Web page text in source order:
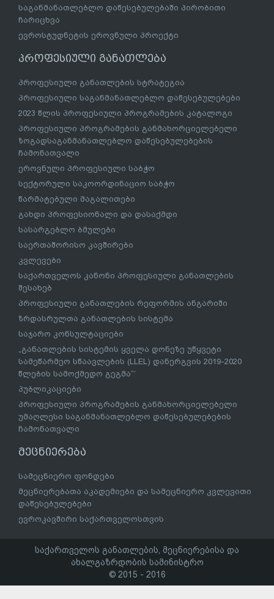
საგანმანათლებლო დაწესებულებაში პირობითი
ჩარიცხვა
ევროსტუდნეტის ეროვნული პროექტი
პროფესიული განათლება
პროფესიული განათლების სტრატეგია
პროფესიული საგანმანათლებლო დაწესებულებები
2023 წლის პროფესიული პროგრამების კატალოგი
პროფესიული პროგრამების განმახორციელებელი
ზოგადსაგანმანათლებლო დაწესებულებების
ჩამონათვალი
ეროვნული პროფესიული საბჭო
სექტორული საკოორდინაციო საბჭო
წარმატებული მაგალითები
გახდი პროფესიონალი და დასაქმდი
სასარგებლო ბმულები
საერთაშორისო კავშირები
კვლევები
საქართველოს კანონი პროფესიული განათლების
შესახებ
პროფესიული განათლების რეფორმის ანგარიში
ზრდასრულთა განათლების სისტემა
საჯარო კონსულტაციები
„განათლების სისტემის ყველა დონეზე უწყვეტი
სამეწარმეო სწაავლების (LLEL) დანერგვის 2019-2020
წლების სამოქმედო გეგმა“’
პუბლიკაციები
პროფესიული პროგრამების განმახორციელებელი
უმაღლესი საგანმანათლებლო დაწესებულებების
ჩამონათვალი
მეცნიერება
სამეცნიერო ფონდები
მეცნიერებათა აკადემიები და სამეცნიერო კვლევითი
დაწესებულებები
ევროკავშირი საქართველოსთვის
საქართველოს განათლების, მეცნიერებისა და
ახალგაზრდობის სამინისტრო
© 2015 - 2016